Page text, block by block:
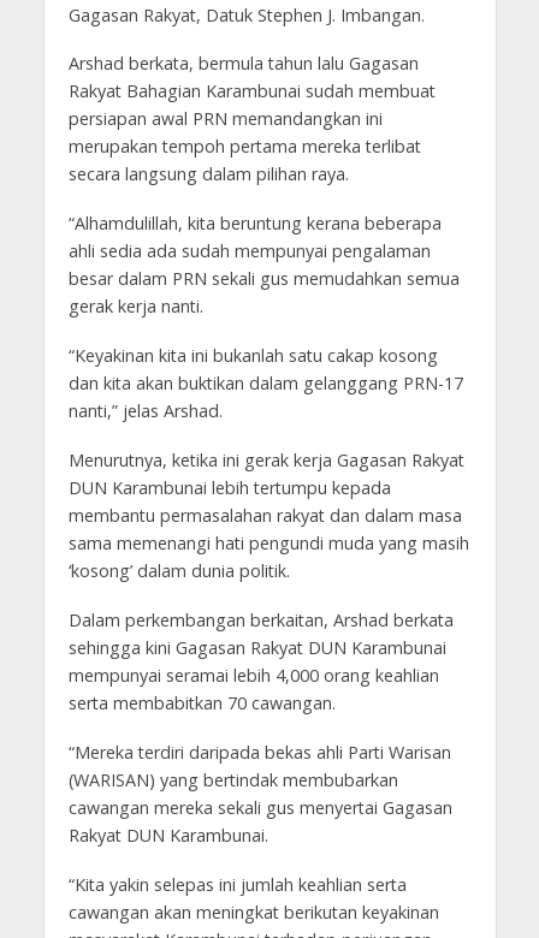
Gagasan Rakyat, Datuk Stephen J. Imbangan.
Arshad berkata, bermula tahun lalu Gagasan
Rakyat Bahagian Karambunai sudah membuat
persiapan awal PRN memandangkan ini
merupakan tempoh pertama mereka terlibat
secara langsung dalam pilihan raya.
“Alhamdulillah, kita beruntung kerana beberapa
ahli sedia ada sudah mempunyai pengalaman
besar dalam PRN sekali gus memudahkan semua
gerak kerja nanti.
“Keyakinan kita ini bukanlah satu cakap kosong
dan kita akan buktikan dalam gelanggang PRN-17
nanti,” jelas Arshad.
Menurutnya, ketika ini gerak kerja Gagasan Rakyat
DUN Karambunai lebih tertumpu kepada
membantu permasalahan rakyat dan dalam masa
sama memenangi hati pengundi muda yang masih
‘kosong’ dalam dunia politik.
Dalam perkembangan berkaitan, Arshad berkata
sehingga kini Gagasan Rakyat DUN Karambunai
mempunyai seramai lebih 4,000 orang keahlian
serta membabitkan 70 cawangan.
“Mereka terdiri daripada bekas ahli Parti Warisan
(WARISAN) yang bertindak membubarkan
cawangan mereka sekali gus menyertai Gagasan
Rakyat DUN Karambunai.
“Kita yakin selepas ini jumlah keahlian serta
cawangan akan meningkat berikutan keyakinan